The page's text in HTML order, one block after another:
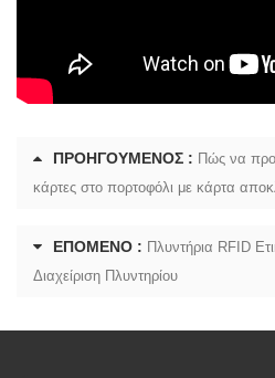
ΠΡΟΗΓΟΎΜΕΝΟΣ : Πώς να
κάρτες στο πορτοφόλι με κάρτα
ΕΠΌΜΕΝΟ : Πλυντήρια RFID
Διαχείριση Πλυντηρίου